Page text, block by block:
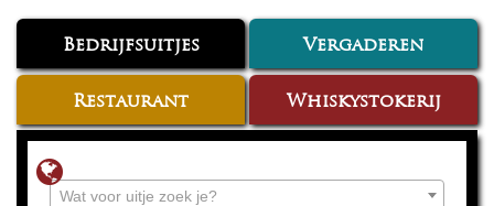
Bedrijfsuitjes Vergaderen
Restaurant Whiskystokerij
Wat voor uitje zoek je?